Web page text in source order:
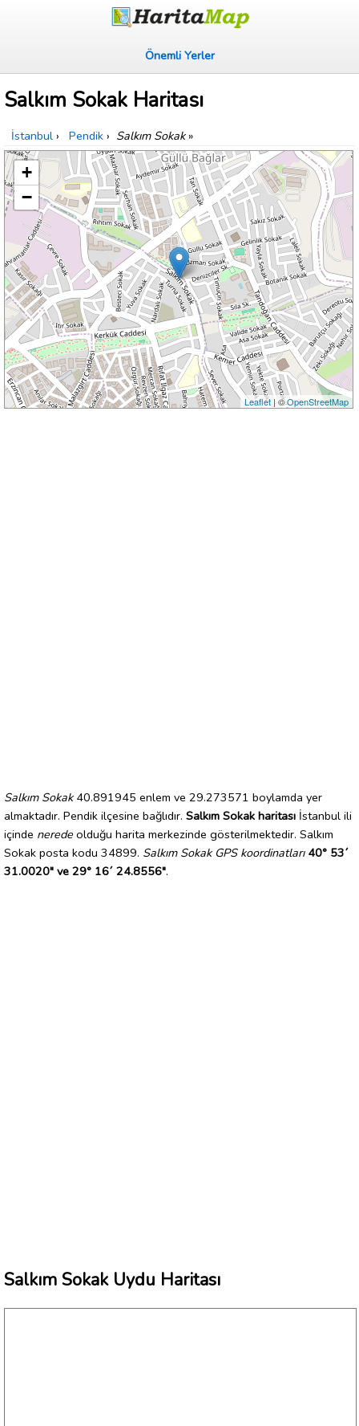
Önemli Yerler
Salkım Sokak Haritası
İstanbul › Pendik › Salkım Sokak»
+
−
Leaflet| ©OpenStreetMap
Salkım Sokak40.891945 enlem ve 29.273571 boylamda yer
almaktadır. Pendik ilçesine bağlıdır. Salkım Sokak haritası İstanbul ili
içinde nerede olduğu harita merkezinde gösterilmektedir. Salkım
Sokak posta kodu 34899. Salkım Sokak GPS koordinatları 40° 53´
31.0020" ve 29° 16´ 24.8556".
Salkım Sokak Uydu Haritası